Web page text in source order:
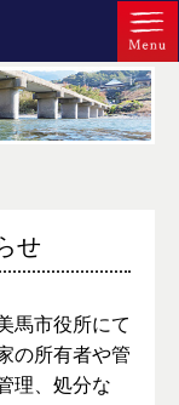
せ
馬市役所にて
の所有者や管
理、処分な